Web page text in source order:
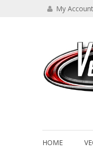
My Account
HOME